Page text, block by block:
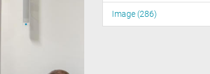
Image (286)